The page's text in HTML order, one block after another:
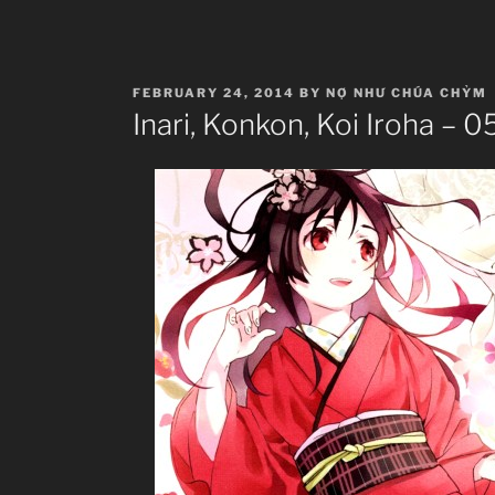
POSTED
ON
FEBRUARY 24, 2014 BY NỢ NHƯ CHÚA CHỶM
Inari, Konkon, Koi Iroha –